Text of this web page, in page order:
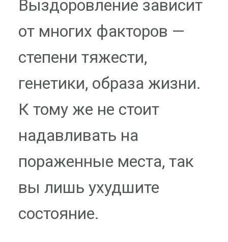
Выздоровление зависит
от многих факторов —
степени тяжести,
генетики, образа жизни.
К тому же не стоит
надавливать на
пораженные места, так
вы лишь ухудшите
состояние.